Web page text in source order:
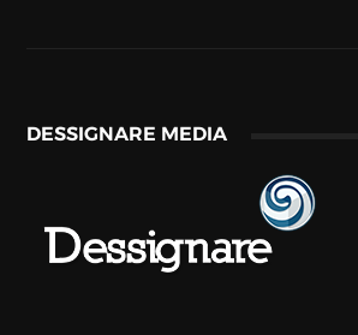
DESSIGNARE MEDIA